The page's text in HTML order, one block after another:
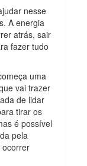
nesse
A energia
atrás, sair
fazer tudo
uma
vai trazer
de lidar
tirar os
é possível
pela
ocorrer